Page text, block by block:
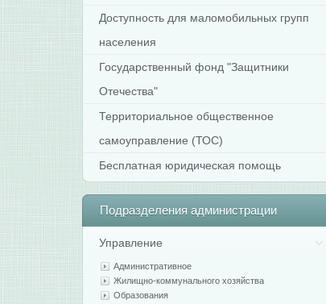
Доступность для маломобильных групп
населения
Государственный фонд "Защитники
Отечества"
Территориальное общественное
самоуправление (ТОС)
Бесплатная юридическая помощь
Подразделения администрации
Управление
Административное
Жилищно-коммунального хозяйства
Образования